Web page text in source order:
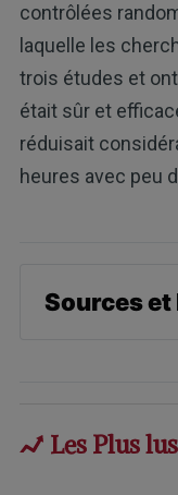
contrôlées
laquelle les
trois études et
était sûr et
réduisait
heures avec peu
Sources et
Les Plus lus